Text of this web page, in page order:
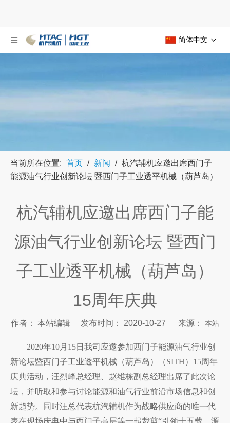
简体中文
当前所在位置: 首页 / 新闻 / 杭汽辅机应邀出席西门子
能源油气行业创新论坛 暨西门子工业透平机械（葫芦岛）
杭汽辅机应邀出席西门子能
源油气行业创新论坛 暨西门
子工业透平机械（葫芦岛）
15周年庆典
作者： 本站编辑 发布时间： 2020-10-27 来源： 本站
["wechat","weibo","qzone","douban","email"]
2020年10月15日我司应邀参加西门子能源油气行业创
新论坛暨西门子工业透平机械（葫芦岛）（SITH） 15周年
庆典活动，汪烈峰总经理、赵维栋副总经理出席了此次论
坛，并听取和参与讨论能源和油气行业前沿市场信息和创
新趋势。同时汪总代表杭汽辅机作为战略供应商的唯一代
表在现场庆典中与西门子高层等一起裁剪“引领十五载、源